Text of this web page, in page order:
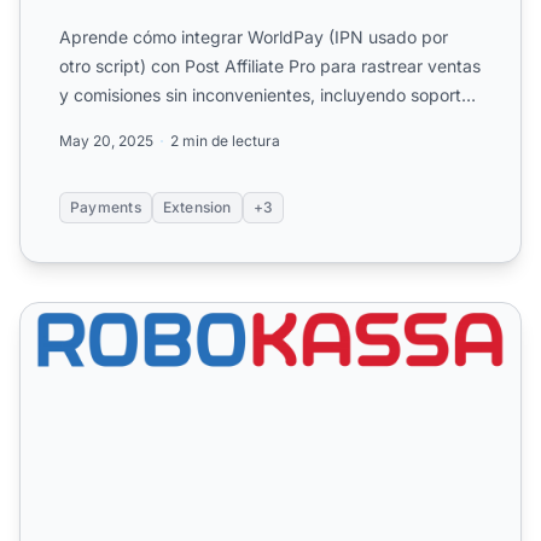
Aprende cómo integrar WorldPay (IPN usado por
otro script) con Post Affiliate Pro para rastrear ventas
y comisiones sin inconvenientes, incluyendo soporte
May 20, 2025 2 min de lectura
Payments Extension +3
RoboKassa